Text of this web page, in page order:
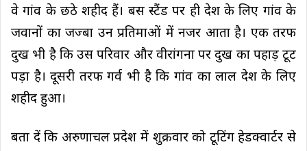
वे गांव के छठे शहीद हैं। बस स्टैंड पर ही देश के लिए गांव के
जवानों का जज्बा उन प्रतिमाओं में नजर आता है। एक तरफ
दुख भी है कि उस परिवार और वीरांगना पर दुख का पहाड़ टूट
पड़ा है। दूसरी तरफ गर्व भी है कि गांव का लाल देश के लिए
शहीद हुआ।
बता दें कि अरुणाचल प्रदेश में शुक्रवार को टूटिंग हेडक्वार्टर से